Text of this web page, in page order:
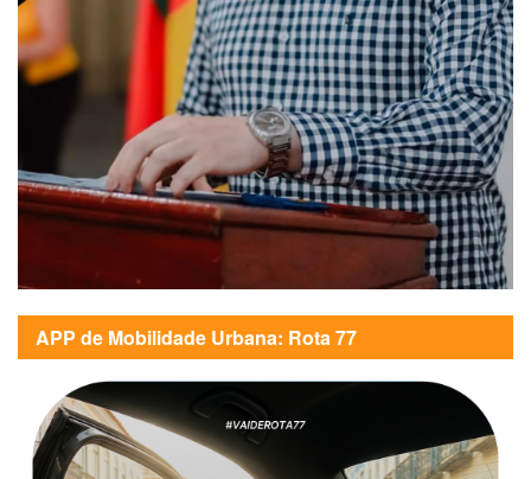
APP de Mobilidade Urbana: Rota 77